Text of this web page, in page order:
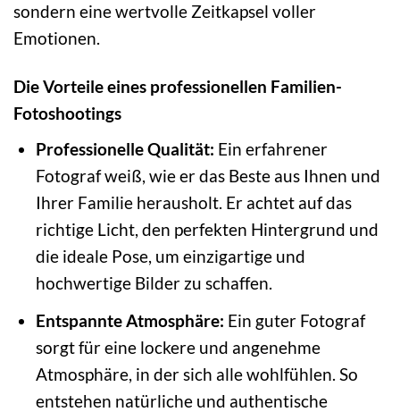
sondern eine wertvolle Zeitkapsel voller
Emotionen.
Die Vorteile eines professionellen Familien-
Fotoshootings
Professionelle Qualität: Ein erfahrener
Fotograf weiß, wie er das Beste aus Ihnen und
Ihrer Familie herausholt. Er achtet auf das
richtige Licht, den perfekten Hintergrund und
die ideale Pose, um einzigartige und
hochwertige Bilder zu schaffen.
Entspannte Atmosphäre: Ein guter Fotograf
sorgt für eine lockere und angenehme
Atmosphäre, in der sich alle wohlfühlen. So
entstehen natürliche und authentische